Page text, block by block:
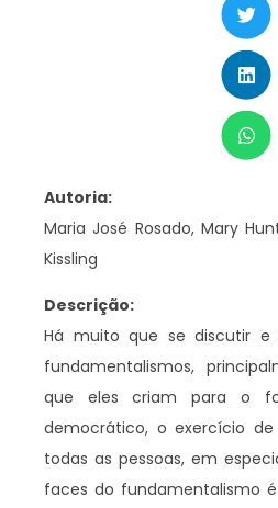
Autoria:
Maria José Rosado, Mary
Kissling
Descrição:
Há muito que se discutir e
fundamentalismos,
que eles criam para o
democrático, o exercício
todas as pessoas, em
faces do fundamentalismo